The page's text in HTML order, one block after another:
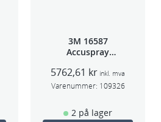
3M 16587
Accuspray
HGP
5762,61 kr inkl. mva
Varenummer: 109326
2 på lager